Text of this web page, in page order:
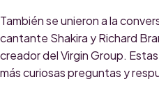
También se unieron a la
cantante Shakira y Richard
creador del Virgin Group.
más curiosas preguntas y